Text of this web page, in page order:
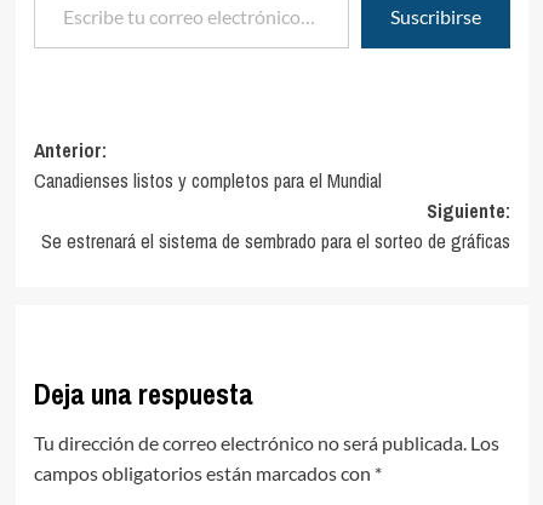
Suscribirse
Navegación
de
entradas
Anterior:
Canadienses listos y completos para el Mundial
Siguiente:
Se estrenará el sistema de sembrado para el sorteo de gráficas
Deja una respuesta
Tu dirección de correo electrónico no será publicada. Los
campos obligatorios están marcados con *